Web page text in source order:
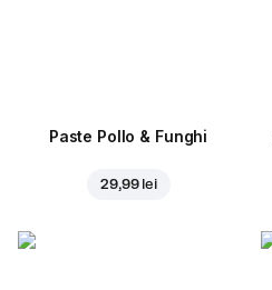
Paste Pollo & Funghi
29,99 lei